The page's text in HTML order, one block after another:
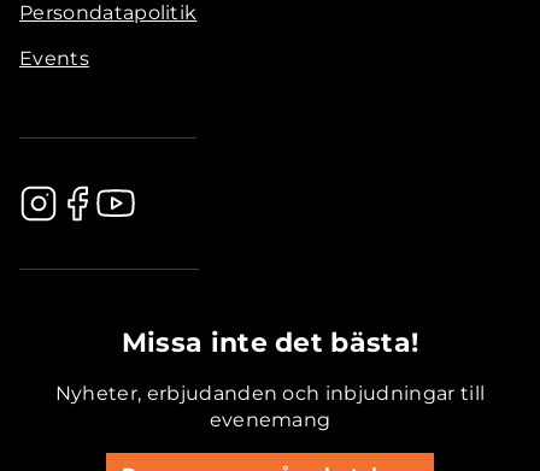
Persondatapolitik
Events
Missa inte det bästa!
Nyheter, erbjudanden och inbjudningar till
evenemang